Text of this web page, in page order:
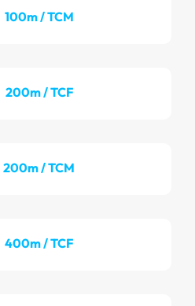
100m / TCM
200m / TCF
200m / TCM
400m / TCF